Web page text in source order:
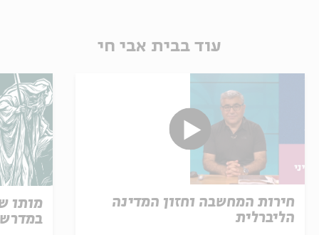
עוד בבית אבי חי
חירות המחשבה וחזון המדינה
הליברלית
מותו